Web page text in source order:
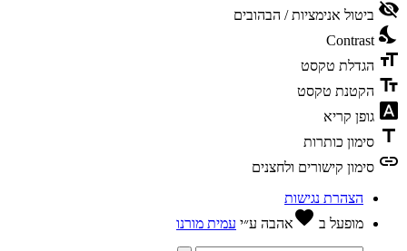
ביטול אנימציות / הבהובים
Contrast
הגדלת טקסט
הקטנת טקסט
גופן קריא
סימון כותרות
סימון קישורים ולחצנים
הצהרת נגישות
מופעל בfavoriteאהבהע״יעמית מורנו